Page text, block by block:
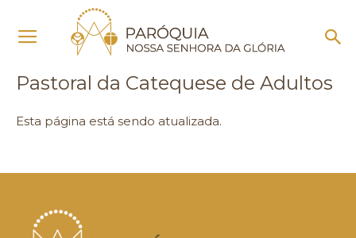
Pastoral da Catequese de Adultos
Pastoral da Catequese de Adultos
Esta página está sendo atualizada.